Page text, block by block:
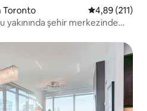
Toronto 5 üzerinden
4,89 (211)
yakınında şehir merkezinde
beğenilenler arasında